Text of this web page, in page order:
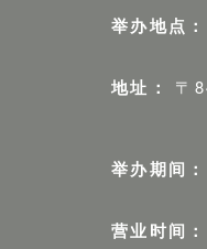
举办地点：
地址： 〒
举办期间：
营业时间：